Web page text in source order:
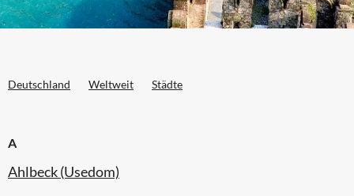
Deutschland Weltweit Städte
A
Ahlbeck (Usedom)